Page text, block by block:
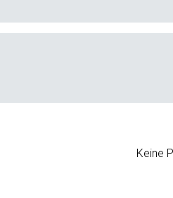
Keine